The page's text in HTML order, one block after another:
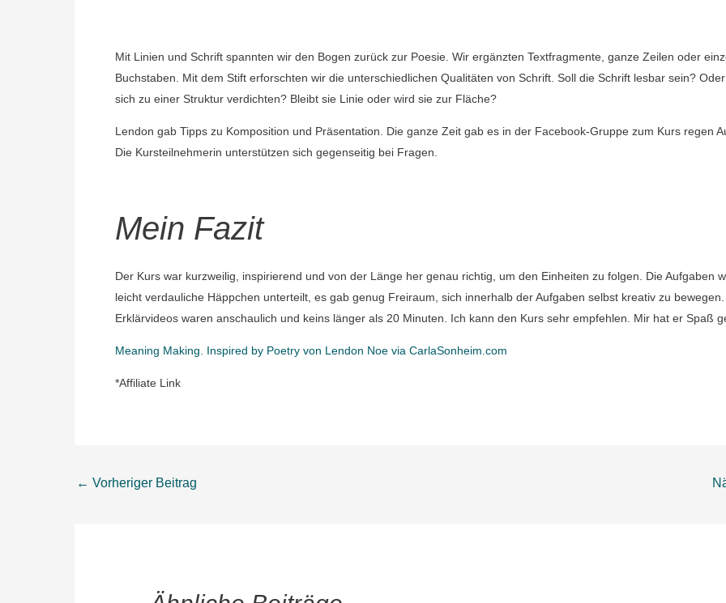
Mit Linien und Schrift spannten wir den Bogen zurück zur Poesie. Wir ergänzten Textfragmente, ganze Zeilen oder
Buchstaben. Mit dem Stift erforschten wir die unterschiedlichen Qualitäten von Schrift. Soll die Schrift lesbar sein?
sich zu einer Struktur verdichten? Bleibt sie Linie oder wird sie zur Fläche?
Lendon gab Tipps zu Komposition und Präsentation. Die ganze Zeit gab es in der Facebook-Gruppe zum Kurs regen
Die Kursteilnehmerin unterstützen sich gegenseitig bei Fragen.
Mein Fazit
Der Kurs war kurzweilig, inspirierend und von der Länge her genau richtig, um den Einheiten zu folgen. Die Aufgaben
leicht verdauliche Häppchen unterteilt, es gab genug Freiraum, sich innerhalb der Aufgaben selbst kreativ zu
Erklärvideos waren anschaulich und keins länger als 20 Minuten. Ich kann den Kurs sehr empfehlen. Mir hat er Spaß
Meaning Making. Inspired by Poetry von Lendon Noe via CarlaSonheim.com
*Affiliate Link
← Vorheriger Beitrag